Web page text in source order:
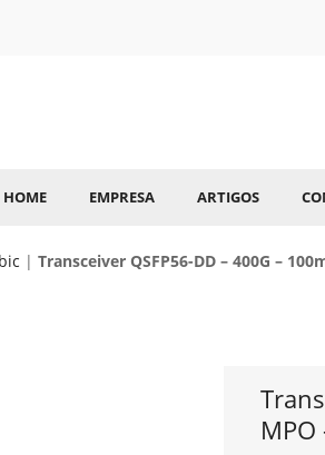
HOME EMPRESA ARTIGOS
| Transceiver QSFP56-DD – 400G –
MPO